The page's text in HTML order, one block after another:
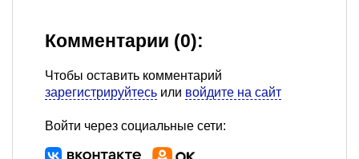
Комментарии (0):
Чтобы оставить комментарий
зарегистрируйтесь или войдите на сайт
Войти через социальные сети: